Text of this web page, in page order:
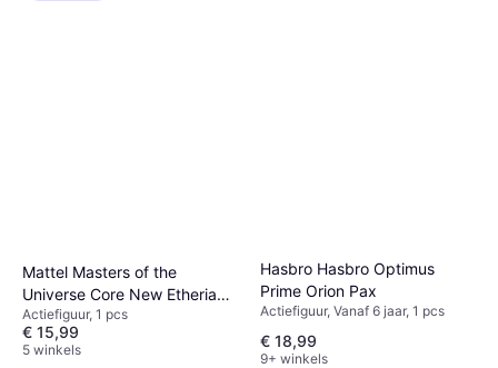
Mattel Masters of the
Universe Core New Etheria
She-Ra
Actiefiguur, 1 pcs
€ 15,99
5 winkels
Hasbro Hasbro Optimus
Prime Orion Pax
Actiefiguur, Vanaf 6 jaar, 1 pcs
€ 18,99
9+ winkels